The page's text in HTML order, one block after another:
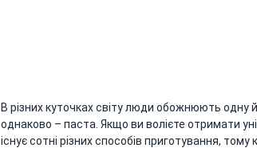
В різних куточках світу люди обожнюють одну
однаково – паста. Якщо ви волієте отримати
існує сотні різних способів приготування,